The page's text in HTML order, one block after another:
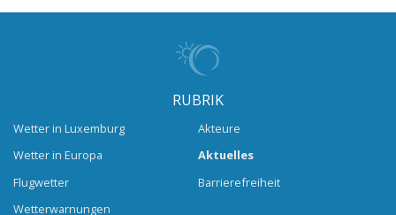
RUBRIK
Wetter in Luxemburg
Wetter in Europa
Flugwetter
Wetterwarnungen
Akteure
Aktuelles
Barrierefreiheit